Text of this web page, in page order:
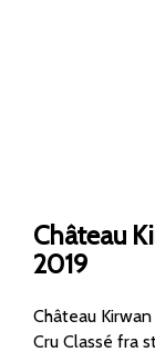
Château
2019
Château Kirwan Margaux 3. Cru
Cru Classé fra